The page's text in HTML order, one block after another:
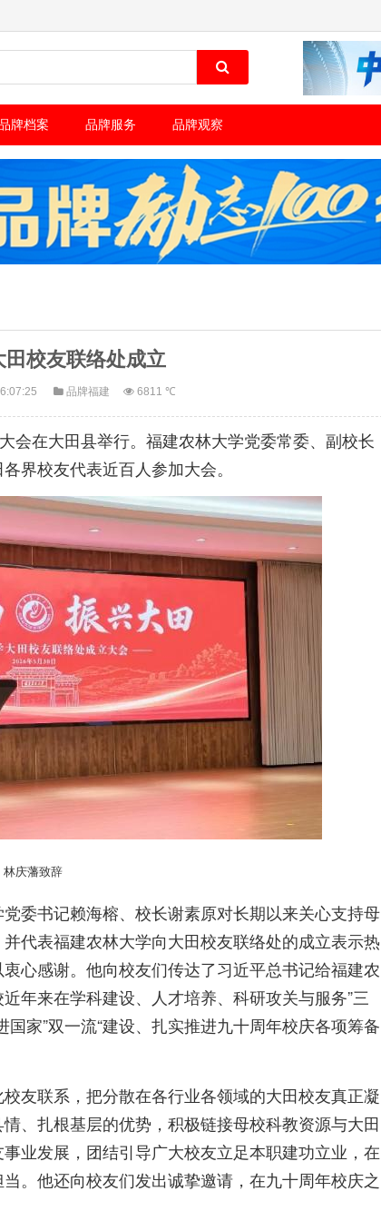
牌档案 品牌服务 品牌观察
校友联络处成立
品牌福建 6811 ℃
会在大田县举行。福建农林大学党委常委、副校长
界校友代表近百人参加大会。
林庆藩致辞
委书记赖海榕、校长谢素原对长期以来关心支持母
代表福建农林大学向大田校友联络处的成立表示热
心感谢。他向校友们传达了习近平总书记给福建农
年来在学科建设、人才培养、科研攻关与服务”三
家”双一流“建设、扎实推进九十周年校庆各项筹备
友联系，把分散在各行业各领域的大田校友真正凝
、扎根基层的优势，积极链接母校科教资源与大田
业发展，团结引导广大校友立足本职建功立业，在
。他还向校友们发出诚挚邀请，在九十周年校庆之